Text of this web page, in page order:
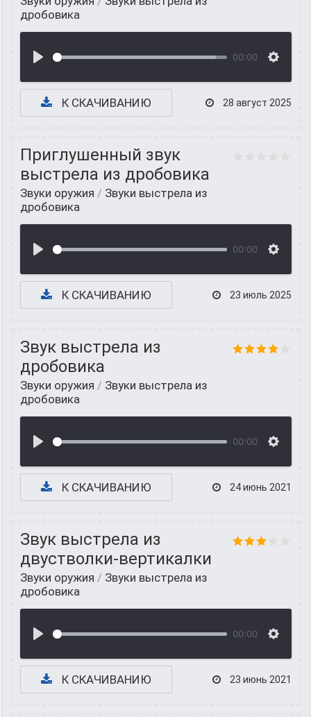
дробовика
00:00
К СКАЧИВАНИЮ 28 август 2025
Приглушенный звук
выстрела из дробовика
Звуки оружия / Звуки выстрела из
дробовика
00:00
К СКАЧИВАНИЮ 23 июль 2025
Звук выстрела из
дробовика
Звуки оружия / Звуки выстрела из
дробовика
00:00
К СКАЧИВАНИЮ 24 июнь 2021
Звук выстрела из
двустволки-вертикалки
Звуки оружия / Звуки выстрела из
дробовика
00:00
К СКАЧИВАНИЮ 23 июнь 2021